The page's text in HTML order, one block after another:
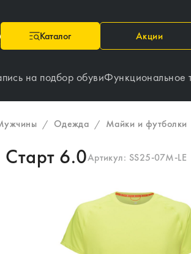
Каталог Акции
на подбор обувиФункциональное
/ Одежда / Майки и футболки
6.0Артикул: SS25-07M-LE